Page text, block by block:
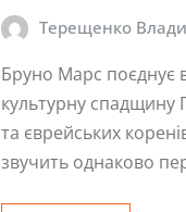
Терещенко
Бруно Марс поєднує
культурну спадщину
та єврейських
звучить однаково